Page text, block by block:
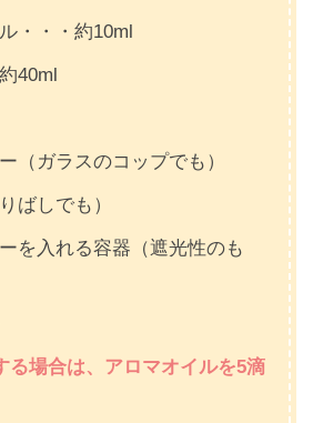
・・・約10ml
40ml
（ガラスのコップでも）
ばしでも）
を入れる容器（遮光性のも
場合は、アロマオイルを5滴